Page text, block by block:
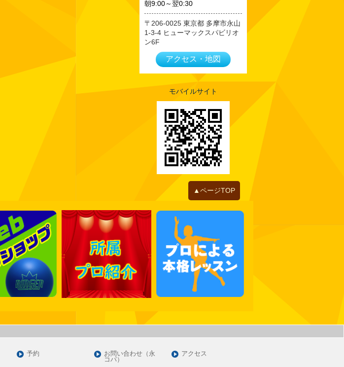
2023年04月
2023年02月
2023年01月
2022年12月
2022年11月
2022年10月
2022年08月
2022年07月
2022年06月
2022年05月
2022年04月
2022年01月
2021年11月
2021年10月
2021年09月
2021年07月
2021年06月
2021年05月
2021年01月
朝9:00～翌0:30
206-0025 東京都 多摩市永山
1-3-4 ヒューマックスパビリオ
ン6F
アクセス・地図
モバイルサイト
▲ページTOP
予約
お問い合わせ（永
コパ）
アクセス